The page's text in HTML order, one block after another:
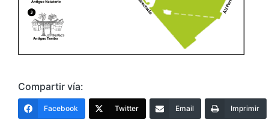
Compartir vía:
Facebook Twitter Email Imprimir